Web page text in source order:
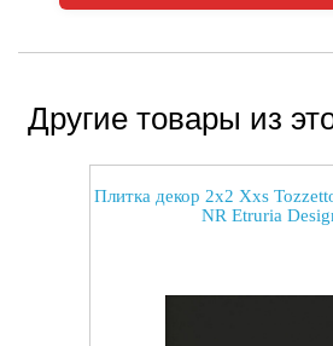
Другие товары из
Плитка декор 2x2 Xxs
NR Etruria